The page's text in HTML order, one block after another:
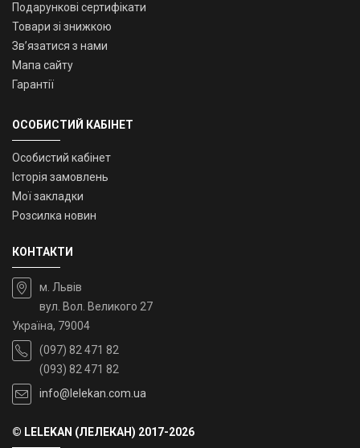
Подарункові сертифікати
Товари зі знижкою
Зв’язатися з нами
Мапа сайту
Гарантії
ОСОБИСТИЙ КАБІНЕТ
Особистий кабінет
Історія замовлень
Мої закладки
Розсилка новин
КОНТАКТИ
м. Львів
вул. Вол. Великого 27
Україна, 79004
(097) 82 471 82
(093) 82 471 82
info@lelekan.com.ua
© LELEKAN (ЛЕЛЕКАН) 2017-2026